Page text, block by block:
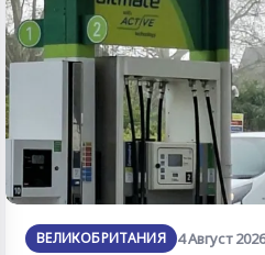
ВЕЛИКОБРИТАНИЯ 4 Август